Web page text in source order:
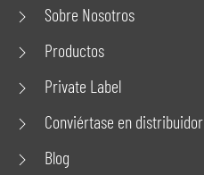
Sobre Nosotros
Productos
Private Label
Conviértase en distribuidor
Blog